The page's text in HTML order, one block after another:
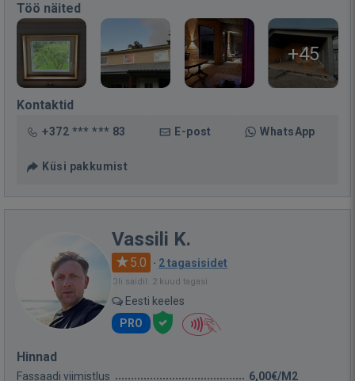
Töö näited
+45
Kontaktid
+372 *** *** 83 E-post WhatsApp
Küsi pakkumist
Vassili K.
5.0 · 2 tagasisidet
Oli saidil: 2 kuud tagasi
Eesti keeles
PRO
Hinnad
Fassaadi viimistlus 6,00€/M2